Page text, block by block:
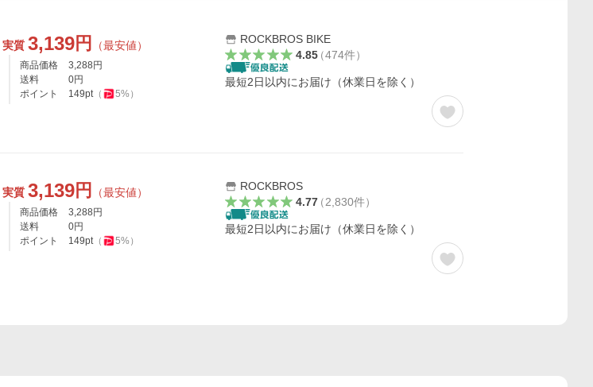
実質 3,139円 （最安値）
商品価格 3,288 円
送料
0円
ポイント
149pt（ 5%）
ROCKBROS BIKE
4.85（474件）
最短2日以内にお届け（休業日を除く）
実質 3,139円 （最安値）
商品価格 3,288 円
送料
0円
ポイント
149pt（ 5%）
ROCKBROS
4.77（2,830件）
最短2日以内にお届け（休業日を除く）